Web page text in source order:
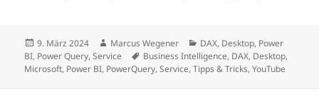
Veröffentlicht
am
9. März 2024 Autor
Marcus Wegener Kategorien
DAX, Desktop, Power
BI, Power Query,Service Schlagwörter
Business Intelligence, DAX, Desktop,
Microsoft, Power BI, PowerQuery,Service,Tipps & Tricks,YouTube